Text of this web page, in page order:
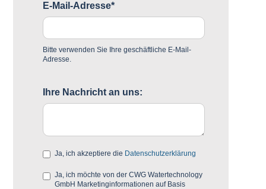
E-Mail-Adresse*
Bitte verwenden Sie Ihre geschäftliche E-Mail-
Adresse.
Ihre Nachricht an uns:
Ja, ich akzeptiere die Datenschutzerklärung
Ja, ich möchte von der CWG Watertechnology
GmbH Marketinginformationen auf Basis